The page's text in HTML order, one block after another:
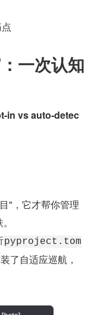
一次认知
in vs auto-detec
"，它才帮你管理
pyproject.tom
了自适应巡航，